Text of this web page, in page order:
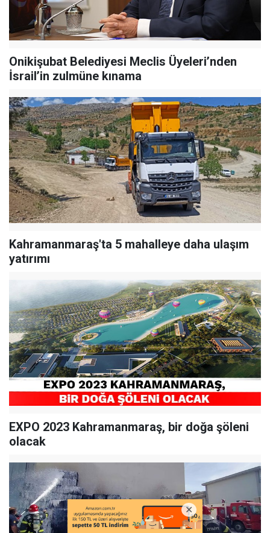
Onikişubat Belediyesi Meclis Üyeleri’nden
İsrail’in zulmüne kınama
Kahramanmaraş'ta 5 mahalleye daha ulaşım
yatırımı
EXPO 2023 Kahramanmaraş, bir doğa şöleni
olacak